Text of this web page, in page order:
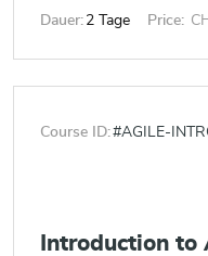
that the Scrum Team
in the project, clears
SCRUMstudy after
Dauer: 2 Tage Price:
Course ID:#AGILE-
Introduction to